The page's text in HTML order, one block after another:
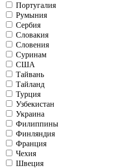
Португалия
Румыния
Сербия
Словакия
Словения
Суринам
США
Тайвань
Тайланд
Турция
Узбекистан
Украина
Филиппины
Финляндия
Франция
Чехия
Швеция